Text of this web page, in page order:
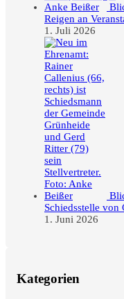
Reigen an
1. Juli 2026
Schiedsstelle von
1. Juni 2026
Kategorien